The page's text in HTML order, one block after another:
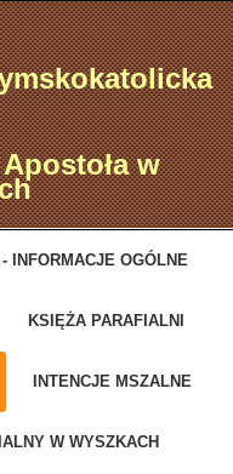
w
INFORMACJE OGÓLNE
KSIĘŻA PARAFIALNI
INTENCJE MSZALNE
W WYSZKACH